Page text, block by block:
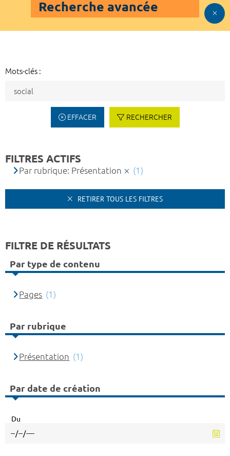
Recherche avancée
Mots-clés :
EFFACER RECHERCHER
FILTRES ACTIFS
Par rubrique: Présentation (1)
RETIRER TOUS LES FILTRES
FILTRE DE RÉSULTATS
Par type de contenu
Pages (1)
Par rubrique
Présentation (1)
Par date de création
Du